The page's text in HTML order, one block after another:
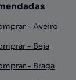
- Aveiro
- Beja
- Braga